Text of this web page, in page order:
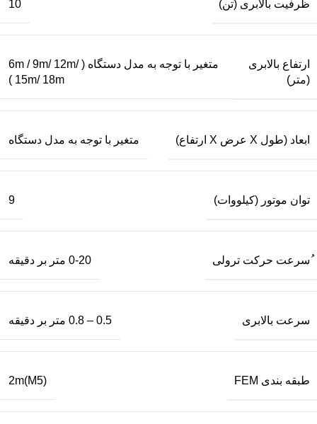
ظرفیت بالابری (تن) 10
ارتفاع بالابری
(متر)
متغیر با توجه به مدل دستگاه ( 6m / 9m/ 12m/
15m/ 18m )
ابعاد (طول X عرض X ارتفاع) متغیر با توجه به مدل دستگاه
توان موتور (کیلووات) 9
ُسرعت حرکت ترولی 0-20 متر بر دقیقه
سرعت بالابری 0.5 – 0.8 متر بر دقیقه
طبقه بندی FEM 2m(M5)